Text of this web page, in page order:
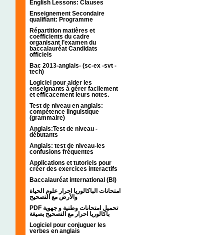
English Lessons: Clauses
Enseignement Secondaire
qualifiant: Programme
Répartition matières et
coefficients du cadre
organisant l’examen du
baccalauréat Candidats
officiels
Bac 2013-anglais- (sc-ex -svt -
tech)
Logiciel pour aider les
enseignants à gérer facilement
et efficacement leurs notes.
Test de niveau en anglais:
compétence linguistique
(grammaire)
Anglais:Test de niveau -
débutants
Anglais: test de niveau-les
confusions fréquentes
Applications et tutoriels pour
créer des exercices interactifs
Baccalauréat international (BI)
امتحانات الباكالوريا احرار علوم الحياة
والأرض مع التصحيح
PDF تحميل امتحانات وطنية و جهوية
باكالوريا احرار مع التصحيح بصيغة
Logiciel pour conjuguer les
verbes en anglais